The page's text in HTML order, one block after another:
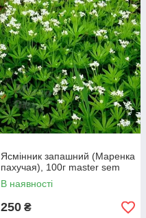
Ясмінник запашний (Маренка
пахучая), 100г master sem
В наявності
250 ₴